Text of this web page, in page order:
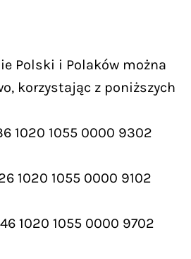
Polski i Polaków można
korzystając z poniższych
1020 1055 0000 9302
1020 1055 0000 9102
1020 1055 0000 9702